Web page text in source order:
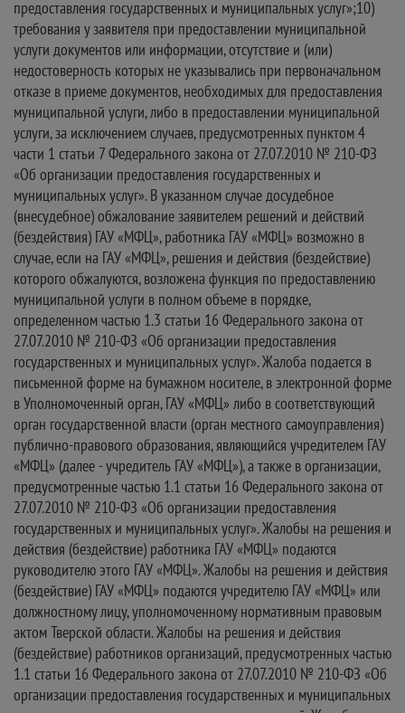
предоставления государственных и муниципальных услуг»;10)
требования у заявителя при предоставлении муниципальной
услуги документов или информации, отсутствие и (или)
недостоверность которых не указывались при первоначальном
отказе в приеме документов, необходимых для предоставления
муниципальной услуги, либо в предоставлении муниципальной
услуги, за исключением случаев, предусмотренных пунктом 4
части 1 статьи 7 Федерального закона от 27.07.2010 № 210-ФЗ
«Об организации предоставления государственных и
муниципальных услуг». В указанном случае досудебное
(внесудебное) обжалование заявителем решений и действий
(бездействия) ГАУ «МФЦ», работника ГАУ «МФЦ» возможно в
случае, если на ГАУ «МФЦ», решения и действия (бездействие)
которого обжалуются, возложена функция по предоставлению
муниципальной услуги в полном объеме в порядке,
определенном частью 1.3 статьи 16 Федерального закона от
27.07.2010 № 210-ФЗ «Об организации предоставления
государственных и муниципальных услуг». Жалоба подается в
письменной форме на бумажном носителе, в электронной форме
в Уполномоченный орган, ГАУ «МФЦ» либо в соответствующий
орган государственной власти (орган местного самоуправления)
публично-правового образования, являющийся учредителем ГАУ
«МФЦ» (далее - учредитель ГАУ «МФЦ»), а также в организации,
предусмотренные частью 1.1 статьи 16 Федерального закона от
27.07.2010 № 210-ФЗ «Об организации предоставления
государственных и муниципальных услуг». Жалобы на решения и
действия (бездействие) работника ГАУ «МФЦ» подаются
руководителю этого ГАУ «МФЦ». Жалобы на решения и действия
(бездействие) ГАУ «МФЦ» подаются учредителю ГАУ «МФЦ» или
должностному лицу, уполномоченному нормативным правовым
актом Тверской области. Жалобы на решения и действия
(бездействие) работников организаций, предусмотренных частью
1.1 статьи 16 Федерального закона от 27.07.2010 № 210-ФЗ «Об
организации предоставления государственных и муниципальных